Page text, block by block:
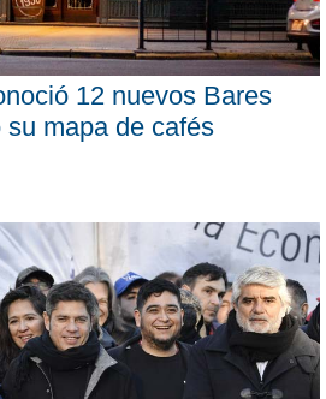
12 nuevos Bares
mapa de cafés